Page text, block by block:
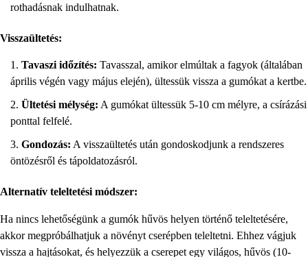
rothadásnak indulhatnak.
Visszaültetés:
Tavaszi időzítés: Tavasszal, amikor elmúltak a fagyok (általában
április végén vagy május elején), ültessük vissza a gumókat a kertbe.
Ültetési mélység: A gumókat ültessük 5-10 cm mélyre, a csírázási
ponttal felfelé.
Gondozás: A visszaültetés után gondoskodjunk a rendszeres
öntözésről és tápoldatozásról.
Alternatív teleltetési módszer:
Ha nincs lehetőségünk a gumók hűvös helyen történő teleltetésére,
akkor megpróbálhatjuk a növényt cserépben teleltetni. Ehhez vágjuk
vissza a hajtásokat, és helyezzük a cserepet egy világos, hűvös (10-